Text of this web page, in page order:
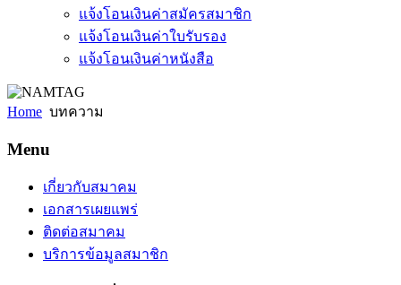
แจ้งโอนเงินค่าสมัครสมาชิก
แจ้งโอนเงินค่าใบรับรอง
แจ้งโอนเงินค่าหนังสือ
Home บทความ
Menu
เกี่ยวกับสมาคม
เอกสารเผยแพร่
ติดต่อสมาคม
บริการข้อมูลสมาชิก